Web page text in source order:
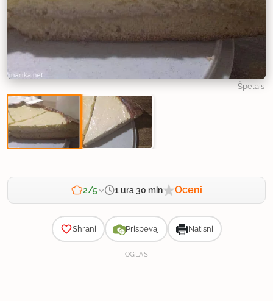
Špelais
2/5 1 ura 30 min Oceni
Shrani Prispevaj Natisni
OGLAS